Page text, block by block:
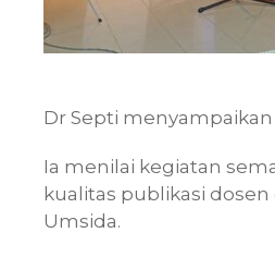
Dr Septi
Ia menilai kegiatan
kualitas publikasi
Umsida.